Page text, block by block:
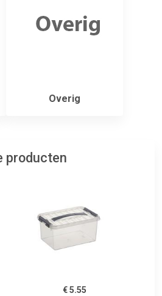
Overig
producten
€ 5.55